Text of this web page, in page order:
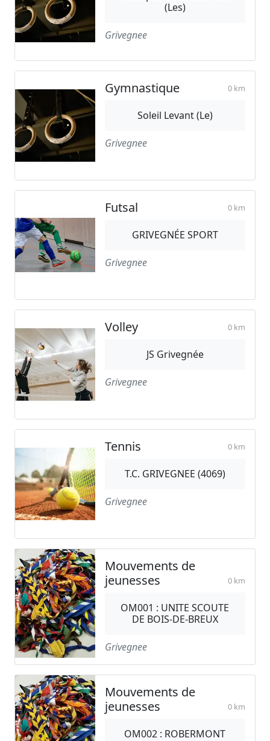
(Les)
Grivegnee
Gymnastique 0 km
Soleil Levant (Le)
Grivegnee
Futsal 0 km
GRIVEGNÉE SPORT
Grivegnee
Volley 0 km
JS Grivegnée
Grivegnee
Tennis 0 km
T.C. GRIVEGNEE (4069)
Grivegnee
Mouvements de
jeunesses
0 km
OM001 : UNITE SCOUTE
DE BOIS-DE-BREUX
Grivegnee
Mouvements de
jeunesses
0 km
OM002 : ROBERMONT